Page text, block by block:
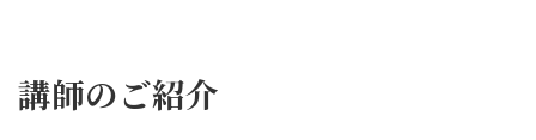
講師のご紹介